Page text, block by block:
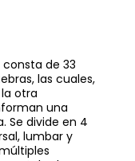
de 33
las cuales,
otra
una
Se divide en 4
lumbar y